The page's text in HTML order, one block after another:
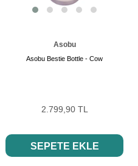
Asobu
Asobu Bestie Bottle - Cow
2.799,90 TL
SEPETE EKLE